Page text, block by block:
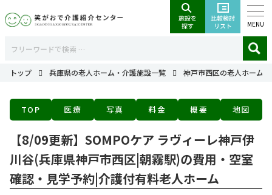
MENU
トップ 兵庫県の老人ホーム・介護施設一覧 神戸市西区の老人ホーム
TOP 医療 写真 料金 概要 地図
【8/09更新】SOMPOケア ラヴィーレ神戸伊
川谷(兵庫県神戸市西区|朝霧駅)の費用・空室
確認・見学予約|介護付有料老人ホーム